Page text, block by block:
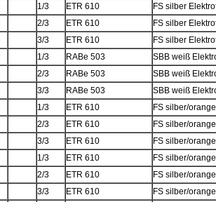
1/3 ETR 610 FS silber
2/3 ETR 610 FS silber
3/3 ETR 610 FS silber
1/3 RABe 503 SBB weiß
2/3 RABe 503 SBB weiß
3/3 RABe 503 SBB weiß
1/3 ETR 610 FS silber/
2/3 ETR 610 FS silber/
3/3 ETR 610 FS silber/
1/3 ETR 610 FS silber/
2/3 ETR 610 FS silber/
3/3 ETR 610 FS silber/